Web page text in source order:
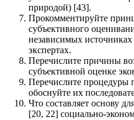
природой) [43].
Прокомментируйте
субъективного
независимых
экспертах.
Перечислите причины
субъективной оценке
Перечислите процедуры
обоснуйте их
Что составляет основу
[20, 22] социально-